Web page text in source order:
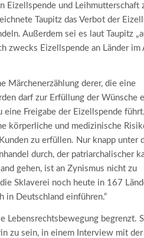
Eizellspende und Leihmutterschaft
Taupitz das Verbot der
Außerdem sei es laut Taupitz
zwecks Eizellspende an Länder im
Märchen­erzählung derer, die eine
darf zur Erfüllung der Wünsche
Freigabe der Eizellspende
körperliche und medizinische
zu erfüllen. Nur knapp unter
durch, der patriarchalischer
gehen, ist an Zynismus nicht zu
Sklaverei noch heute in 167
in Deutschland einführen.“
Lebens­rechts­bewegung begrenzt.
zu sein, in einem Interview mit